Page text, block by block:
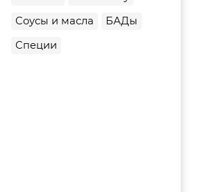
Соусы и масла
БАДы
Специи